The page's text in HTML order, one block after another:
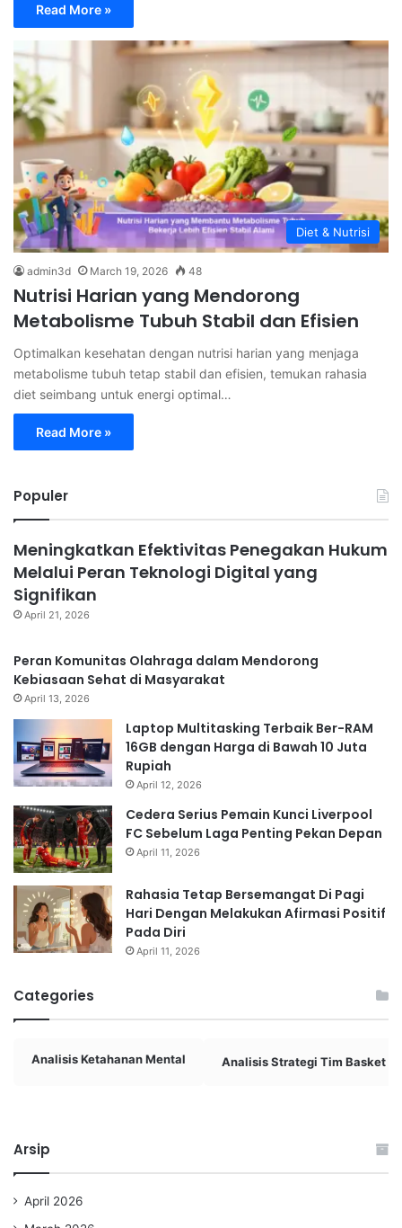
Read More »
Diet & Nutrisi
admin3d March 19, 2026 48
Nutrisi Harian yang Mendorong
Metabolisme Tubuh Stabil dan Efisien
Optimalkan kesehatan dengan nutrisi harian yang menjaga
metabolisme tubuh tetap stabil dan efisien, temukan rahasia
diet seimbang untuk energi optimal…
Read More »
Populer
Meningkatkan Efektivitas Penegakan Hukum
Melalui Peran Teknologi Digital yang
Signifikan
April 21, 2026
Peran Komunitas Olahraga dalam Mendorong
Kebiasaan Sehat di Masyarakat
April 13, 2026
Laptop Multitasking Terbaik Ber-RAM
16GB dengan Harga di Bawah 10 Juta
Rupiah
April 12, 2026
Cedera Serius Pemain Kunci Liverpool
FC Sebelum Laga Penting Pekan Depan
April 11, 2026
Rahasia Tetap Bersemangat Di Pagi
Hari Dengan Melakukan Afirmasi Positif
Pada Diri
April 11, 2026
Categories
Analisis Ketahanan Mental Analisis Strategi Tim Basket
Arsip
April 2026